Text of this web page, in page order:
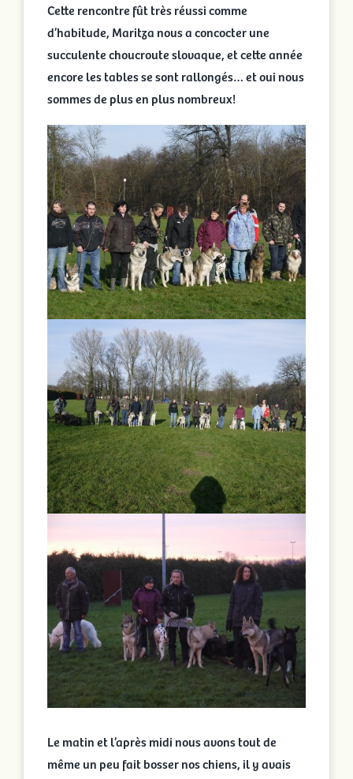
Cette rencontre fût très réussi comme
d’habitude, Maritza nous a concocter une
succulente choucroute slovaque, et cette année
encore les tables se sont rallongés… et oui nous
sommes de plus en plus nombreux!
Le matin et l’après midi nous avons tout de
même un peu fait bosser nos chiens, il y avais